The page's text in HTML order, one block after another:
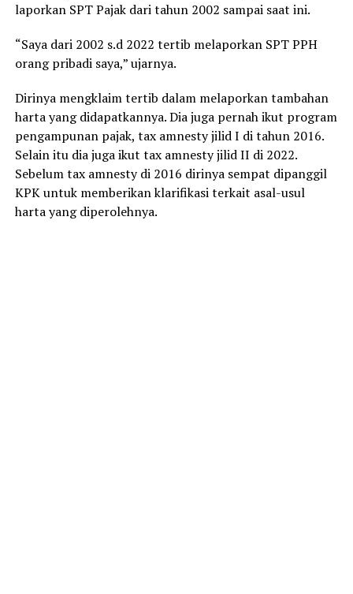
laporkan SPT Pajak dari tahun 2002 sampai saat ini.
“Saya dari 2002 s.d 2022 tertib melaporkan SPT PPH
orang pribadi saya,” ujarnya.
Dirinya mengklaim tertib dalam melaporkan tambahan
harta yang didapatkannya. Dia juga pernah ikut program
pengampunan pajak, tax amnesty jilid I di tahun 2016.
Selain itu dia juga ikut tax amnesty jilid II di 2022.
Sebelum tax amnesty di 2016 dirinya sempat dipanggil
KPK untuk memberikan klarifikasi terkait asal-usul
harta yang diperolehnya.